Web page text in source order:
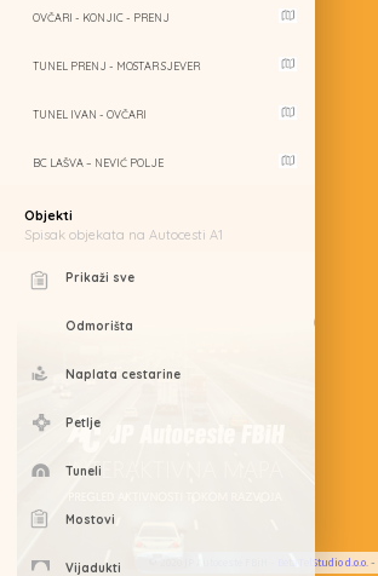
OVČARI - KONJIC - PRENJ
TUNEL PRENJ - MOSTAR SJEVER
TUNEL IVAN - OVČARI
BC LAŠVA – NEVIĆ POLJE
Objekti
Spisak objekata na Autocesti A1
Prikaži sve
Odmorišta
Naplata cestarine
Petlje
Tuneli
Mostovi
Vijadukti BetaTelStudio d.o.o. -